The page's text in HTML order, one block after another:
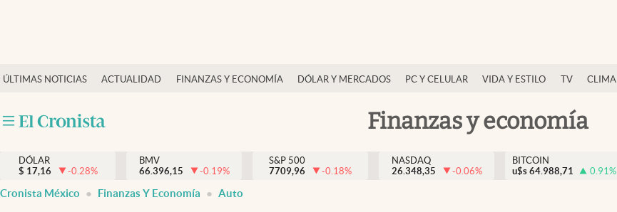
ÚLTIMAS NOTICIAS ACTUALIDAD FINANZAS Y ECONOMÍA DÓLAR Y MERCADOS PC Y CELULAR VIDA Y ESTILO TV CLIMA
Finanzas y economía
Actualidad
Internacionales
Opinión
DÓLAR
$ 17,16 -0.28%
BMV
66.396,15
-0.19%
S&P 500
7709,96
-0.18%
NASDAQ
26.348,35
-0.06%
BITCOIN
u$s 64.988,71 0.91%
Cronista México Finanzas Y Economía Auto